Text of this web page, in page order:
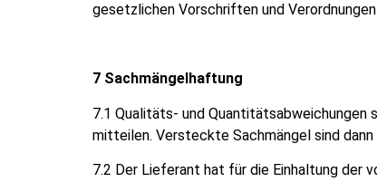
gesetzlichen Vorschriften und
7 Sachmängelhaftung
7.1 Qualitäts- und Quantitätsabweichungen
mitteilen. Versteckte Sachmängel sind
7.2 Der Lieferant hat für die Einhaltung der